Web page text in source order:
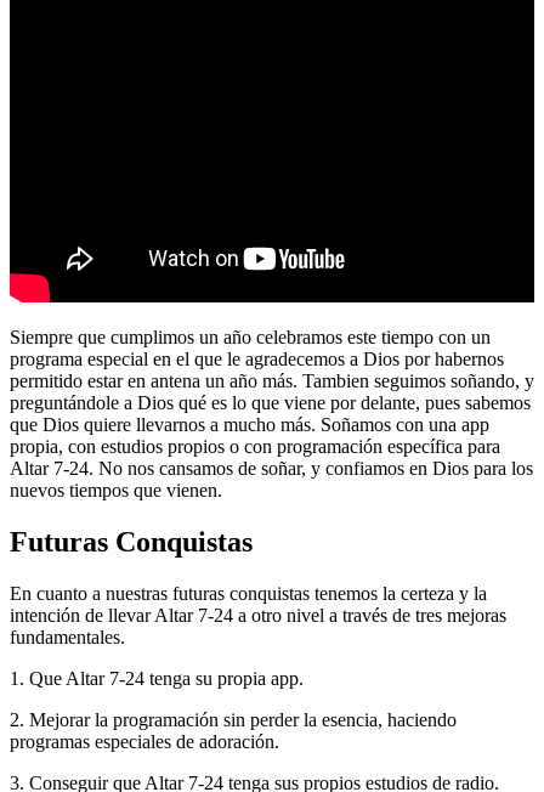
Siempre que cumplimos un año celebramos este tiempo con un
programa especial en el que le agradecemos a Dios por habernos
permitido estar en antena un año más. Tambien seguimos soñando, y
preguntándole a Dios qué es lo que viene por delante, pues sabemos
que Dios quiere llevarnos a mucho más. Soñamos con una app
propia, con estudios propios o con programación específica para
Altar 7-24. No nos cansamos de soñar, y confiamos en Dios para los
nuevos tiempos que vienen.
Futuras Conquistas
En cuanto a nuestras futuras conquistas tenemos la certeza y la
intención de llevar Altar 7-24 a otro nivel a través de tres mejoras
fundamentales.
1. Que Altar 7-24 tenga su propia app.
2. Mejorar la programación sin perder la esencia, haciendo
programas especiales de adoración.
3. Conseguir que Altar 7-24 tenga sus propios estudios de radio.